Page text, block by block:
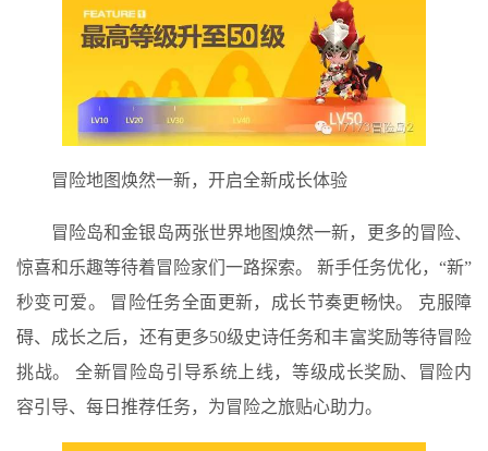
冒险地图焕然一新，开启全新成长体验
冒险岛和金银岛两张世界地图焕然一新，更多的冒险、
惊喜和乐趣等待着冒险家们一路探索。 新手任务优化，“新”
秒变可爱。 冒险任务全面更新，成长节奏更畅快。 克服障
碍、成长之后，还有更多50级史诗任务和丰富奖励等待冒险
挑战。 全新冒险岛引导系统上线，等级成长奖励、冒险内
容引导、每日推荐任务，为冒险之旅贴心助力。